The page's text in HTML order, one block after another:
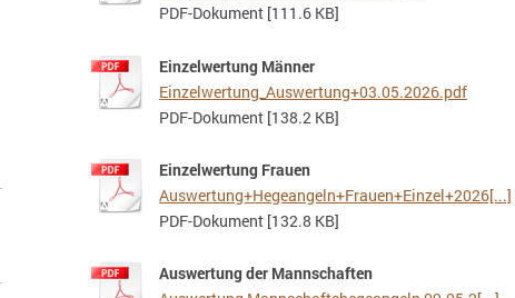
PDF-Dokument [111.6 KB]
Einzelwertung Männer
Einzelwertung_Auswertung+03.05.2026.pdf
PDF-Dokument [138.2 KB]
Einzelwertung Frauen
Auswertung+Hegeangeln+Frauen+Einzel+2026[...]
PDF-Dokument [132.8 KB]
Auswertung der Mannschaften